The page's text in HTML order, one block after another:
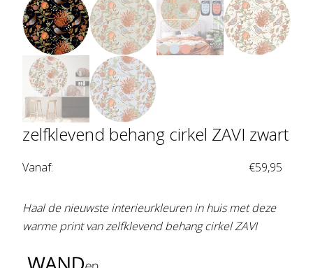
zelfklevend behang cirkel ZAVI zwart
Vanaf: €59,95
Haal de nieuwste interieurkleuren in huis met deze
warme print van zelfklevend behang cirkel ZAVI